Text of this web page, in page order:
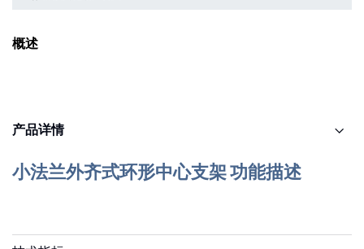
概述
产品详情
小法兰外齐式环形中心支架 功能描述